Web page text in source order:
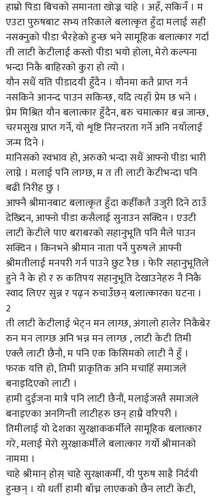
हाम्रो पिडा बिचको समानता खोज्न चांहे । अहँ, सकिनँ । म
एउटा पुरुषबाट सभ्य तरिकाले बलात्कृत हुँदा मलाई सही
नसक्नुको पीडा भैरहेको हुन्छ भने सामूहिक बलात्कार गर्दा
ती लाटी केटीलाई कस्तो पीडा भयो होला, मेरो कल्पना
भन्दा निकै बाहिरको कुरा हो त्यो ।
यौन सधैं यति पीडादयी हुँदैन । यौनमा कतै प्राप्त गर्न
नसकिने आनन्द पाउन सकिन्छ, यदि त्यहाँ प्रेम छ भने ।
प्रेम मिश्रित यौन बलात्कार हुँदैन, बरु चमात्कार बन्न जान्छ,
चरमसुख प्राप्त गर्ने, यो शृष्टि निरन्तरता गर्ने अनि नयाँलाई
जन्म दिने ।
मानिसको स्वभाव हो, अरुको भन्दा सधैं आफ्नो पीडा भारी
लाग्ने । मलाई पनि लाग्छ, म त ती लाटी केटीभन्दा पनि
बढी निरीह छु ।
आफ्नै श्रीमानबाट बलात्कृत हुँदा कहीँकतै उजुरी दिने ठाउँ
देख्दिन, आफ्नो पीडा कसैलाई सुनाउन सक्दिन । एउटी
लाटी केटीले पाए बराबरको सहानुभूति पनि मैले पाउन
सक्दिन । किनभने श्रीमान नाता पर्ने पुरुषले आफ्नी
श्रीमतीलाई मनपरी गर्न पाउने छुट रैछ । फेरि सहानुभूतिले
हुने नै के हो र रु कतिपय सहानुभूति देखाउनेहरु नै निकै
स्वाद लिएर सुन्न र पढ्न रुचाउँछन् बलात्कारका घटना ।
2
ती लाटी केटीलाई भेट्न मन लाग्छ, अंगालो हालेर निकैबेर
रुन मन लाग्छ अनि भन्न मन लाग्छ , लाटी केटी तिमी
एक्लै लाटी छैनौ, म पनि एक किसिमको लाटी नै हुँ ।
फरक यत्ति हो, तिमी प्राकृतिक अनि मचाहिँ समाजले
बनाइदिएको लाटी ।
हामी दुईजना मात्रै पनि लाटी छैनौं, मलाईजस्तै समाजले
बनाइएका अनगिन्ती लाटीहरु छन् हाम्रै वरिपरी ।
तिमीलाई यो देशका सुरक्षाककर्मीले सामूहिक बलात्कार
गरे, मलाई मेरो सुरक्षाकर्मीले बलात्कार गर्यो श्रीमानको
नाममा ।
चाहे श्रीमान् होस् चाहे सुरक्षाकर्मी, यी पुरुष साह्रै निर्दयी
हुन्छन् । यो धर्ती हामी बाँच्न लाएकको छैन लाटी केटी,